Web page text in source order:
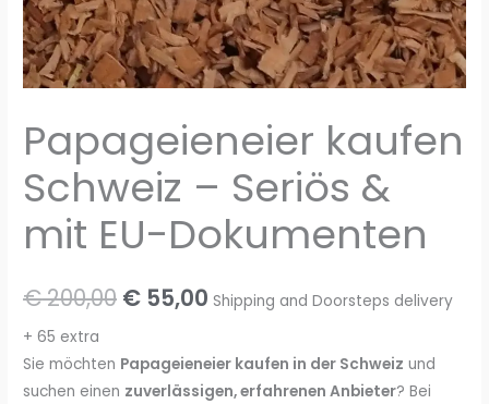
Papageieneier kaufen
Schweiz – Seriös &
mit EU-Dokumenten
€200,00 Ursprünglicher
war:
€ 55,00 Aktueller
ist:
Shipping and Doorsteps delivery
+ 65 extra
Sie möchten Papageieneier kaufen in der Schweiz und
suchen einen zuverlässigen, erfahrenen Anbieter? Bei